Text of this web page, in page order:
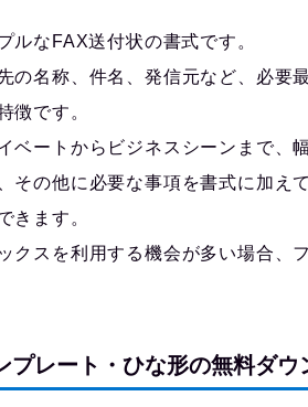
ルなFAX送付状の書式です。
の名称、件名、発信元など、必要
徴です。
ベートからビジネスシーンまで、
その他に必要な事項を書式に加え
きます。
クスを利用する機会が多い場合、
プレート・ひな形の無料ダウ